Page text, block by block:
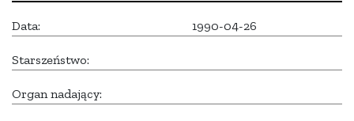
Data: 1990-04-26
Starszeństwo:
Organ nadający: